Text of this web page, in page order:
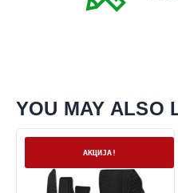
YOU MAY ALSO
АКЦИЈА!